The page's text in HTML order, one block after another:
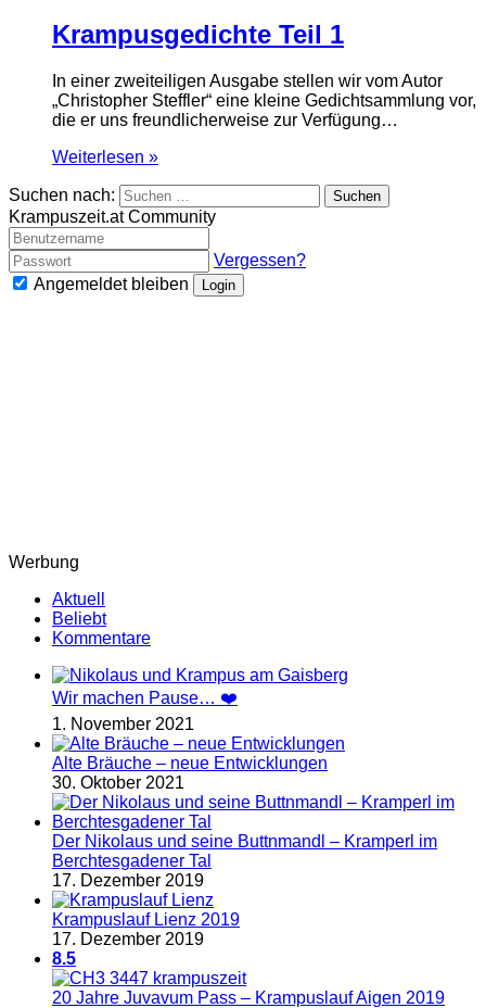
Krampusgedichte Teil 1
In einer zweiteiligen Ausgabe stellen wir vom Autor
„Christopher Steffler“ eine kleine Gedichtsammlung vor,
die er uns freundlicherweise zur Verfügung…
Weiterlesen »
Suchen nach:
Krampuszeit.at Community
Vergessen?
Angemeldet bleiben
Login
Werbung
Aktuell
Beliebt
Kommentare
Wir machen Pause… ❤️
1. November 2021
Alte Bräuche – neue Entwicklungen
30. Oktober 2021
Der Nikolaus und seine Buttnmandl – Kramperl im
Berchtesgadener Tal
17. Dezember 2019
Krampuslauf Lienz 2019
17. Dezember 2019
8.5
20 Jahre Juvavum Pass – Krampuslauf Aigen 2019